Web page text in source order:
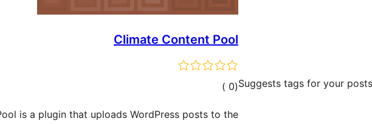
Suggests tags for your
Climate Content Pool
(0
إجمالي)
is a plugin that uploads WordPress posts to the